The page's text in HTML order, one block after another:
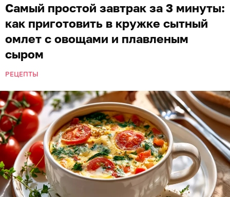
Самый простой завтрак за 3 минуты:
как приготовить в кружке сытный
омлет с овощами и плавленым
сыром
РЕЦЕПТЫ